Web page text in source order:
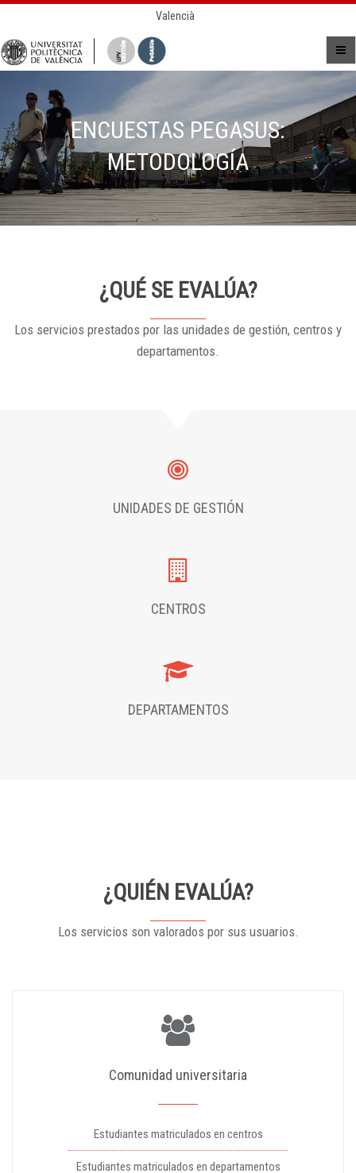
Valencià
ENCUESTAS PEGASUS:
METODOLOGÍA
¿QUÉ SE EVALÚA?
Los servicios prestados por las unidades de gestión, centros y
departamentos.
UNIDADES DE GESTIÓN
CENTROS
DEPARTAMENTOS
¿QUIÉN EVALÚA?
Los servicios son valorados por sus usuarios.
Comunidad universitaria
Estudiantes matriculados en centros
Estudiantes matriculados en departamentos